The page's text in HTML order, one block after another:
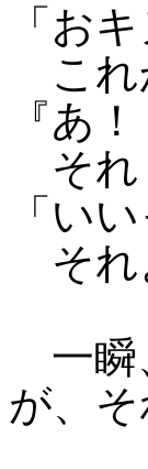
「お
これ
『あ！
それ
「い
それ
一瞬
が、